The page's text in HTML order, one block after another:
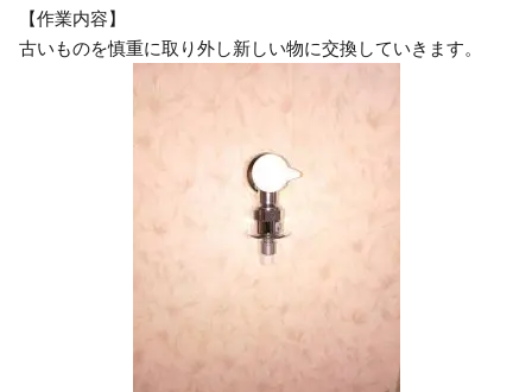
【作業内容】
古いものを慎重に取り外し新しい物に交換していきます。